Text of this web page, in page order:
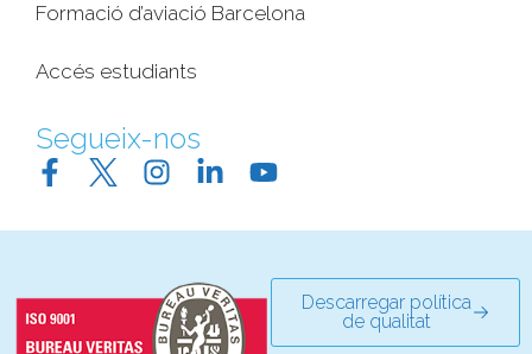
Formació d’aviació Barcelona
Accés estudiants
Segueix-nos
Descarregar política
de qualitat